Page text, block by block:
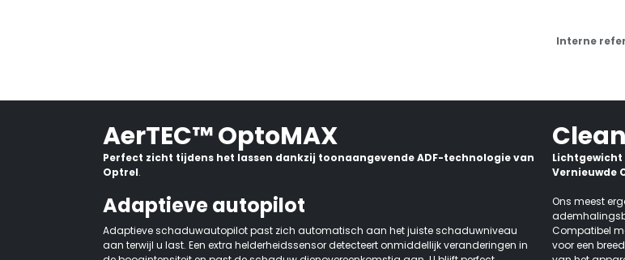
Interne
AerTEC™ OptoMAX
Perfect zicht tijdens het lassen dankzij toonaangevende ADF-technologie van
Optrel.
Adaptieve autopilot
Adaptieve schaduwautopilot past zich automatisch aan het juiste schaduwniveau
aan terwijl u last. Een extra helderheidssensor detecteert onmiddellijk veranderingen in
Vernieuwde
Ons meest
Compatibel
voor een